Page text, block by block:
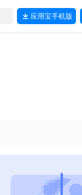
应用宝手机版